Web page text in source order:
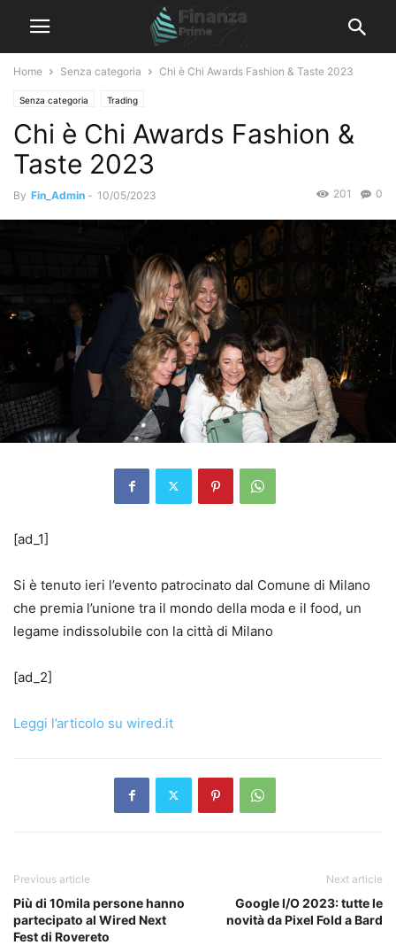
Home Senza categoria Chi è Chi Awards Fashion & Taste 2023
Senza categoria Trading
Chi è Chi Awards Fashion &
Taste 2023
By Fin_Admin - 10/05/2023 0
201
[ad_1]
Si è tenuto ieri l’evento patrocinato dal Comune di Milano
che premia l’unione tra il mondo della moda e il food, un
legame indissolubile con la città di Milano
[ad_2]
Leggi l’articolo su wired.it
Previous article
Più di 10mila persone hanno
partecipato al Wired Next
Fest di Rovereto
Next article
Google I/O 2023: tutte le
novità da Pixel Fold a Bard